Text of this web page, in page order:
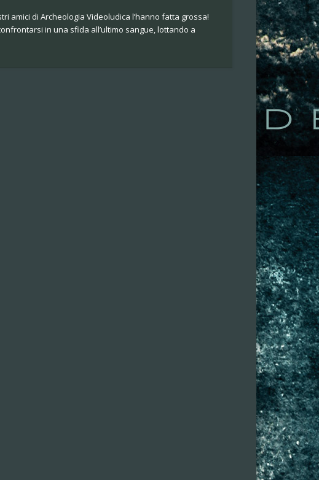
amici di Archeologia Videoludica l’hanno fatta grossa!
in una sfida all’ultimo sangue, lottando a